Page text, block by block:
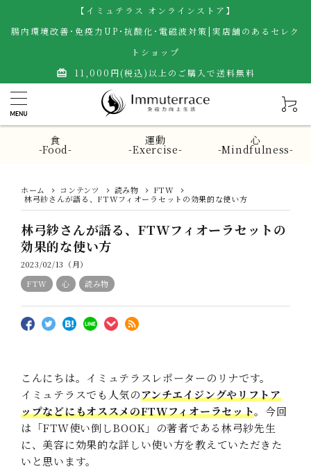
【イミュテラス オンラインストア】
腸内環境改善･免疫力UP･抗酸化･電磁波対策|実店舗のあるセレク
トショップ
card_giftcard 11,000円(税込)以上のご購入で送料無料
食
-Food-
運動
-Exercise-
心
-Mindfulness-
ホーム コンテンツ 読み物
FTW
林弓紗さんが語る、FTWフィオーラセットの効果的な使い方
林弓紗さんが語る、FTWフィオーラセットの
効果的な使い方
2023/02/13（月）
FTW
心 読み物
こんにちは。イミュテラスレポーターのリナです。
イミュテラスでも人気のアンチエイジングやリフトア
ップなどにもオススメのFTWフィオーラセット。今回
は「FTW使い倒しBOOK」の著者である林弓紗先生
に、美容に効果的な詳しい使い方を教えていただきた
いと思います。